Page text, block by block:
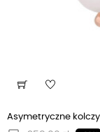
Asymetryczne